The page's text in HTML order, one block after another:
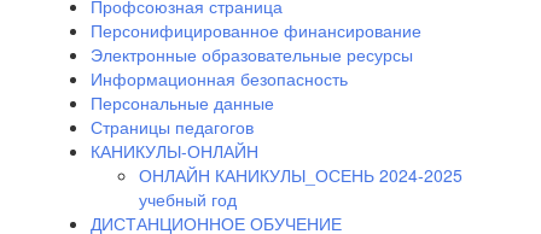
Профсоюзная страница
Персонифицированное финансирование
Электронные образовательные ресурсы
Информационная безопасность
Персональные данные
Страницы педагогов
КАНИКУЛЫ-ОНЛАЙН
ОНЛАЙН КАНИКУЛЫ_ОСЕНЬ 2024-2025
учебный год
ДИСТАНЦИОННОЕ ОБУЧЕНИЕ